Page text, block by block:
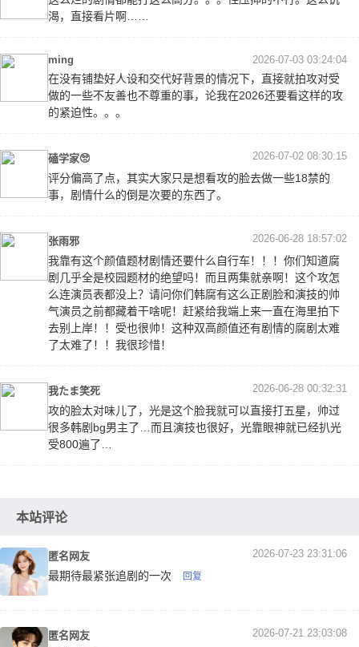
渴，直接看片啊……
ming 2026-07-03 03:24:04
在没有铺垫好人设和交代好背景的情况下，直接就拍攻对受
做的一些不友善也不尊重的事，论我在2026还要看这样的攻
的紧迫性。。。
磕学家🥺 2026-07-02 08:30:15
评分偏高了点，其实大家只是想看攻的脸去做一些18禁的
事，剧情什么的倒是次要的东西了。
张雨邪 2026-06-28 18:57:02
我靠有这个颜值题材剧情还要什么自行车！！！你们知道腐
剧几乎全是校园题材的绝望吗！而且两集就亲啊！这个攻怎
么连演员表都没上？请问你们韩腐有这么正剧脸和演技的帅
气演员之前都藏着干啥呢！赶紧给我端上来一直在海里拍下
去别上岸！！受也很帅！这种双高颜值还有剧情的腐剧太难
了太难了！！我很珍惜！
我たま笑死 2026-06-28 00:32:31
攻的脸太对味儿了，光是这个脸我就可以直接打五星，帅过
很多韩剧bg男主了…而且演技也很好，光靠眼神就已经扒光
受800遍了…
本站评论
匿名网友 2026-07-23 23:31:06
最期待最紧张追剧的一次 回复
匿名网友 2026-07-21 23:03:08